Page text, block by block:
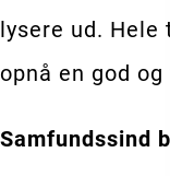
lysere ud.
opnå en god
Samfundssind